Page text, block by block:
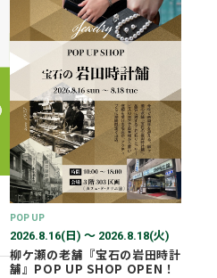
POP UP
2026.8.16(日) 〜 2026.8.18(火)
柳ケ瀬の老舗『宝石の岩田時計
舗』POP UP SHOP OPEN！